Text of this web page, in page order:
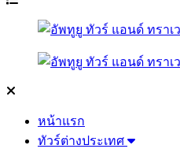
หน้าแรก
ทัวร์ต่างประเทศ